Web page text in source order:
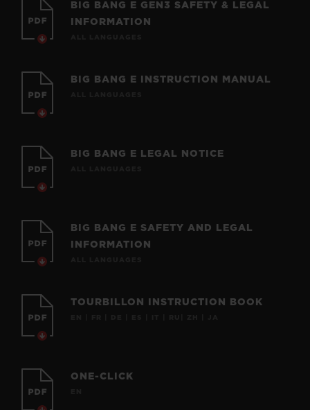
BIG BANG E GEN3 SAFETY & LEGAL
INFORMATION
BIG BANG E INSTRUCTION MANUAL
BIG BANG E LEGAL NOTICE
BIG BANG E SAFETY AND LEGAL
INFORMATION
TOURBILLON INSTRUCTION BOOK
ONE-CLICK